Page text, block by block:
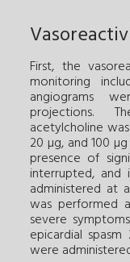
First, the
monitoring
angiograms
projections.
acetylcholine
20 µg, and 100
presence of
interrupted,
administered at
was performed
severe
epicardial
were